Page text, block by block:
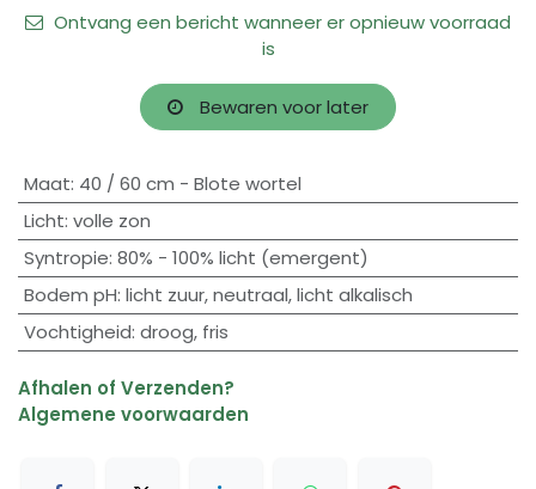
Ontvang een bericht wanneer er opnieuw voorraad
is
Bewaren voor later
Maat: 40 / 60 cm - Blote wortel
Licht: volle zon
Syntropie: 80% - 100% licht (emergent)
Bodem pH: licht zuur,neutraal,licht alkalisch
Vochtigheid: droog, fris
Afhalen of Verzenden?
Algemene voorwaarden